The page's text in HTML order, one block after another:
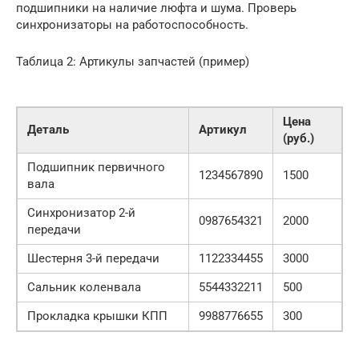
подшипники на наличие люфта и шума. Проверь
синхронизаторы на работоспособность.
Таблица 2: Артикулы запчастей (пример)
Деталь Артикул
Цена
(руб.)
Подшипник первичного
вала
1234567890 1500
Синхронизатор 2-й
передачи
0987654321 2000
Шестерня 3-й передачи 1122334455
3000
Сальник коленвала
5544332211
500
Прокладка крышки КПП
9988776655 300